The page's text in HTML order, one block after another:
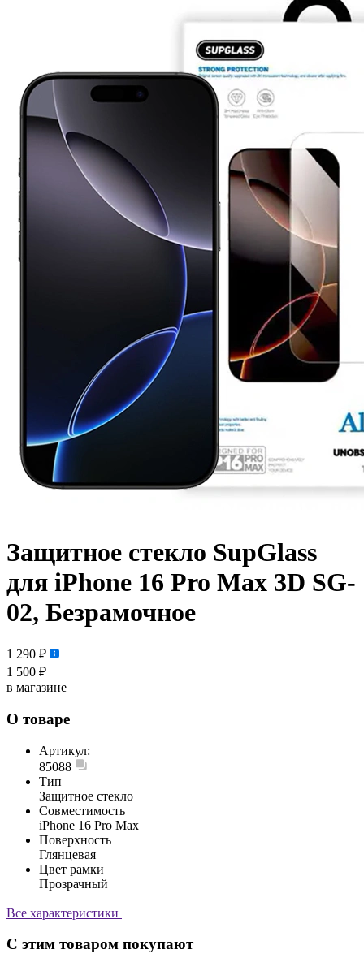
Защитное стекло SupGlass
для iPhone 16 Pro Max 3D SG-
02, Безрамочное
1 290 ₽
1 500 ₽
в магазине
О товаре
Артикул:
85088
Тип
Защитное стекло
Совместимость
iPhone 16 Pro Max
Поверхность
Глянцевая
Цвет рамки
Прозрачный
Все характеристики
С этим товаром покупают